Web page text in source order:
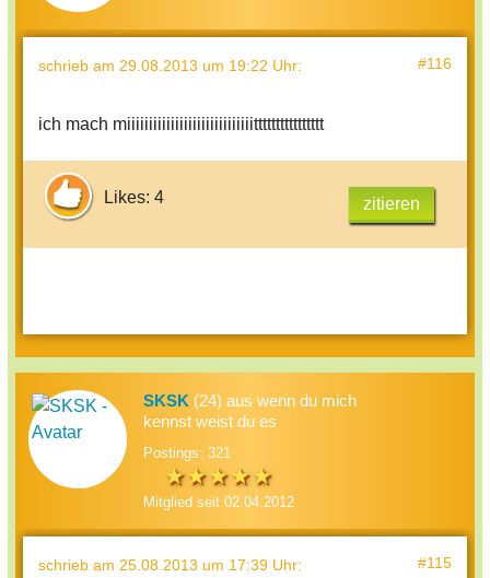
schrieb am 29.08.2013 um 19:22 Uhr: #116
ich mach miiiiiiiiiiiiiiiiiiiiiiiiiiiiitttttttttttttttt
Likes: 4 zitieren
SKSK (24) aus wenn du mich
kennst weist du es
Postings: 321
Mitglied seit 02.04.2012
schrieb am 25.08.2013 um 17:39 Uhr: #115